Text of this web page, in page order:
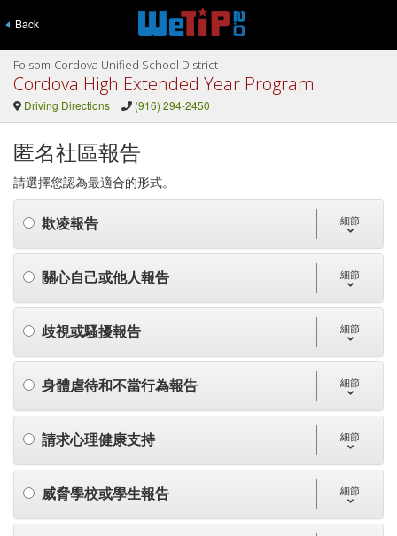
Back
Folsom-Cordova Unified School District
Cordova High Extended Year Program
Driving Directions (916) 294-2450
匿名社區報告
請選擇您認為最適合的形式。
欺凌報告 細節
關心自己或他人報告 細節
歧視或騷擾報告 細節
身體虐待和不當行為報告 細節
請求心理健康支持 細節
威脅學校或學生報告 細節